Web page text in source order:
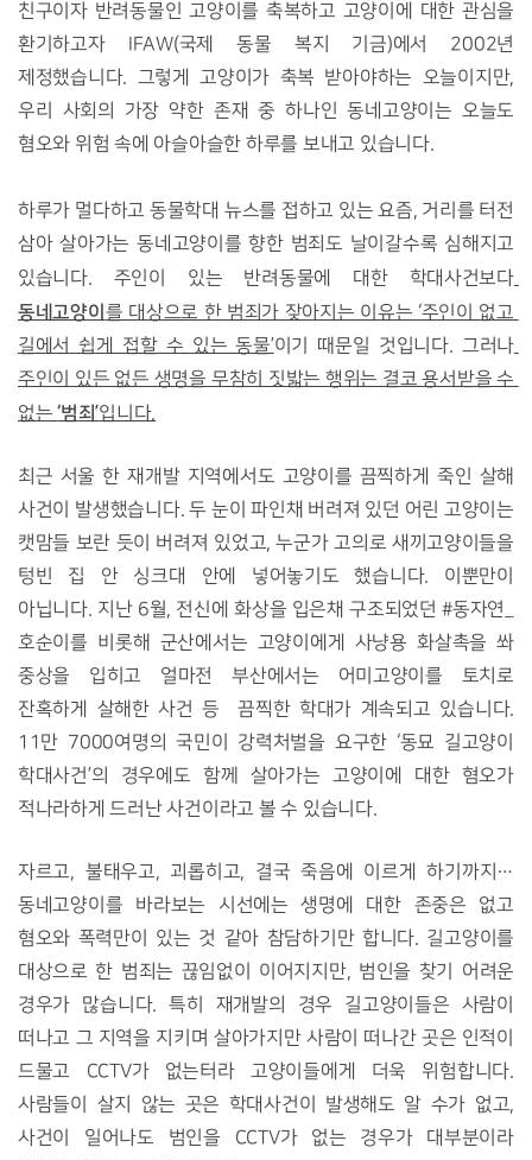
친구이자 반려동물인 고양이를 축복하고 고양이에 대한 관심을
환기하고자
IFAW(국제 동물 복지 기금)에서 2002년
제정했습니다. 그렇게 고양이가 축복 받아야하는 오늘이지만,
우리 사회의 가장 약한 존재 중 하나인 동네고양이는 오늘도
혐오와 위험 속에 아슬아슬한 하루를 보내고 있습니다.
하루가 멀다하고 동물학대 뉴스를 접하고 있는 요즘, 거리를 터전
삼아 살아가는 동네고양이를 향한 범죄도 날이갈수록 심해지고
있습니다. 주인이 있는 반려동물에 대한 학대사건보다
동네고양이 를 대상으로 한 범죄가 잦아지는 이유는 ‘주인이 없고
길에서 쉽게 접할 수 있는 동물’이기 때문일 것입니다. 그러나
주인이 있든 없든 생명을 무참히 짓밟는 행위는 결코 용서받을 수
없는 ‘범죄’입니다.
최근 서울 한 재개발 지역에서도 고양이를 끔찍하게 죽인 살해
사건이 발생했습니다. 두 눈이 파인채 버려져 있던 어린 고양이는
캣맘들 보란 듯이 버려져 있었고, 누군가 고의로 새끼고양이들을
텅빈 집 안 싱크대 안에 넣어놓기도 했습니다. 이뿐만이
아닙니다. 지난 6월, 전신에 화상을 입은채 구조되었던 #동자연_
호순이를 비롯해 군산에서는 고양이에게 사냥용 화살촉을 쏴
중상을 입히고 얼마전 부산에서는 어미고양이를 토치로
잔혹하게 살해한 사건 등  끔찍한 학대가 계속되고 있습니다.
11만 7000여명의 국민이 강력처벌을 요구한 ‘동묘 길고양이
학대사건’의 경우에도 함께 살아가는 고양이에 대한 혐오가
적나라하게 드러난 사건이라고 볼 수 있습니다.
자르고, 불태우고, 괴롭히고, 결국 죽음에 이르게 하기까지…
동네고양이를 바라보는 시선에는 생명에 대한 존중은 없고
혐오와 폭력만이 있는 것 같아 참담하기만 합니다. 길고양이를
대상으로 한 범죄는 끊임없이 이어지지만, 범인을 찾기 어려운
경우가 많습니다. 특히 재개발의 경우 길고양이들은 사람이
떠나고 그 지역을 지키며 살아가지만 사람이 떠나간 곳은 인적이
드물고 CCTV가 없는터라 고양이들에게 더욱 위험합니다.
사람들이 살지 않는 곳은 학대사건이 발생해도 알 수가 없고,
사건이 일어나도 범인을 CCTV가 없는 경우가 대부분이라